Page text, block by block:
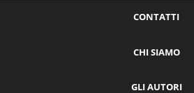
CONTATTI
CHI SIAMO
GLI AUTORI